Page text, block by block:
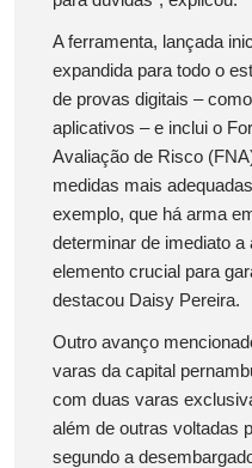
A ferramenta, lançada
expandida para todo o
de provas digitais –
aplicativos – e inclui o
Avaliação de Risco
medidas mais
exemplo, que há arma
determinar de imediato
elemento crucial para
destacou Daisy Pereira.
Outro avanço
varas da capital
com duas varas
além de outras voltadas
segundo a